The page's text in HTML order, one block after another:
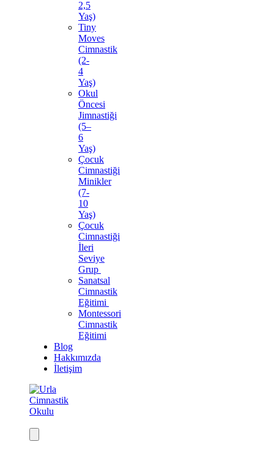
2,5
Yaş)
Tiny
Moves
Cimnastik
(2-
4
Yaş)
Okul
Öncesi
Jimnastiği
(5–
6
Yaş)
Çocuk
Cimnastiği
Minikler
(7-
10
Yaş)
Çocuk
Cimnastiği
İleri
Seviye
Grup
Sanatsal
Cimnastik
Eğitimi
Montessori
Cimnastik
Eğitimi
Blog
Hakkımızda
İletişim